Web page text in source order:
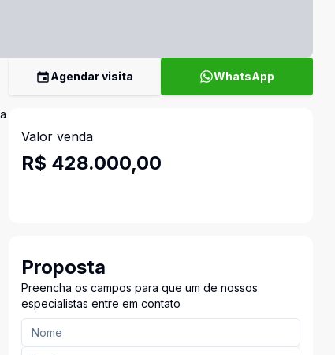
Agendar visita WhatsApp
Valor venda
R$ 428.000,00
Proposta
Preencha os campos para que um de nossos
especialistas entre em contato